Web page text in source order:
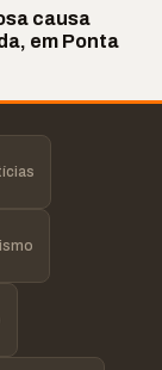
causa
em Ponta